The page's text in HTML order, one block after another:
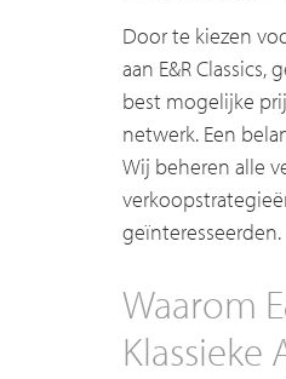
Door te kiezen
aan E&R
best mogelijke
netwerk. Een
Wij beheren alle
geïnteresseerden.
Waarom
Klassieke